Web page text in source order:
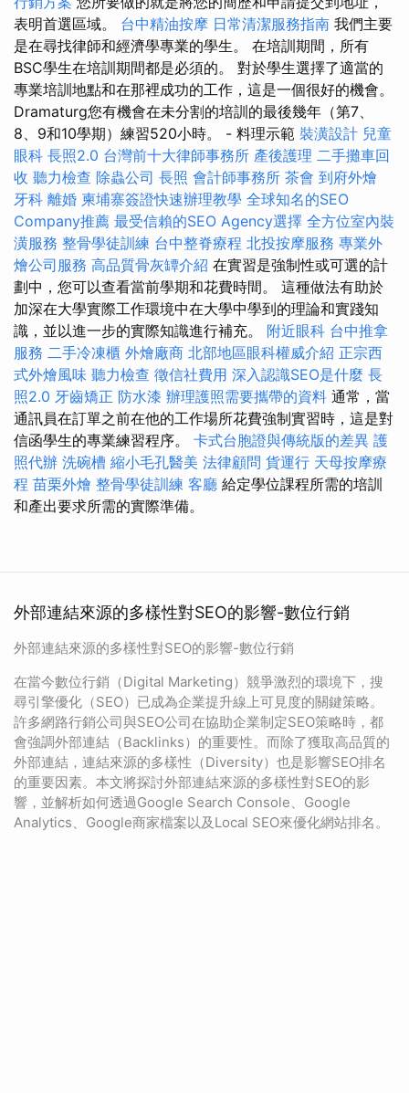
表明首選區域。 台中精油按摩 日常清潔服務指南 我們主要
是在尋找律師和經濟學專業的學生。 在培訓期間，所有
BSC學生在培訓期間都是必須的。 對於學生選擇了適當的
專業培訓地點和在那裡成功的工作，這是一個很好的機會。
Dramaturg您有機會在未分割的培訓的最後幾年（第7、
8、9和10學期）練習520小時。 - 料理示範 裝潢設計 兒童
眼科 長照2.0 台灣前十大律師事務所 產後護理 二手攤車回
收 聽力檢查 除蟲公司 長照 會計師事務所 茶會 到府外燴
牙科 離婚 柬埔寨簽證快速辦理教學 全球知名的SEO
Company推薦 最受信賴的SEO Agency選擇 全方位室內裝
潢服務 整骨學徒訓練 台中整脊療程 北投按摩服務 專業外
燴公司服務 高品質骨灰罈介紹 在實習是強制性或可選的計
劃中，您可以查看當前學期和花費時間。 這種做法有助於
加深在大學實際工作環境中在大學中學到的理論和實踐知
識，並以進一步的實際知識進行補充。 附近眼科 台中推拿
服務 二手冷凍櫃 外燴廠商 北部地區眼科權威介紹 正宗西
式外燴風味 聽力檢查 徵信社費用 深入認識SEO是什麼 長
照2.0 牙齒矯正 防水漆 辦理護照需要攜帶的資料 通常，當
通訊員在訂單之前在他的工作場所花費強制實習時，這是對
信函學生的專業練習程序。 卡式台胞證與傳統版的差異 護
照代辦 洗碗槽 縮小毛孔醫美 法律顧問 貨運行 天母按摩療
程 苗栗外燴 整骨學徒訓練 客廳 給定學位課程所需的培訓
和產出要求所需的實際準備。
外部連結來源的多樣性對SEO的影響-數位行銷
外部連結來源的多樣性對SEO的影響-數位行銷
在當今數位行銷（Digital Marketing）競爭激烈的環境下，搜
尋引擎優化（SEO）已成為企業提升線上可見度的關鍵策略。
許多網路行銷公司與SEO公司在協助企業制定SEO策略時，都
會強調外部連結（Backlinks）的重要性。而除了獲取高品質的
外部連結，連結來源的多樣性（Diversity）也是影響SEO排名
的重要因素。本文將探討外部連結來源的多樣性對SEO的影
響，並解析如何透過Google Search Console、Google
Analytics、Google商家檔案以及Local SEO來優化網站排名。